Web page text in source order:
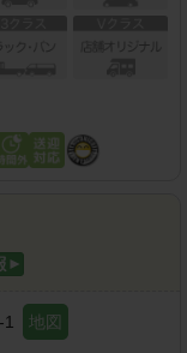
地図